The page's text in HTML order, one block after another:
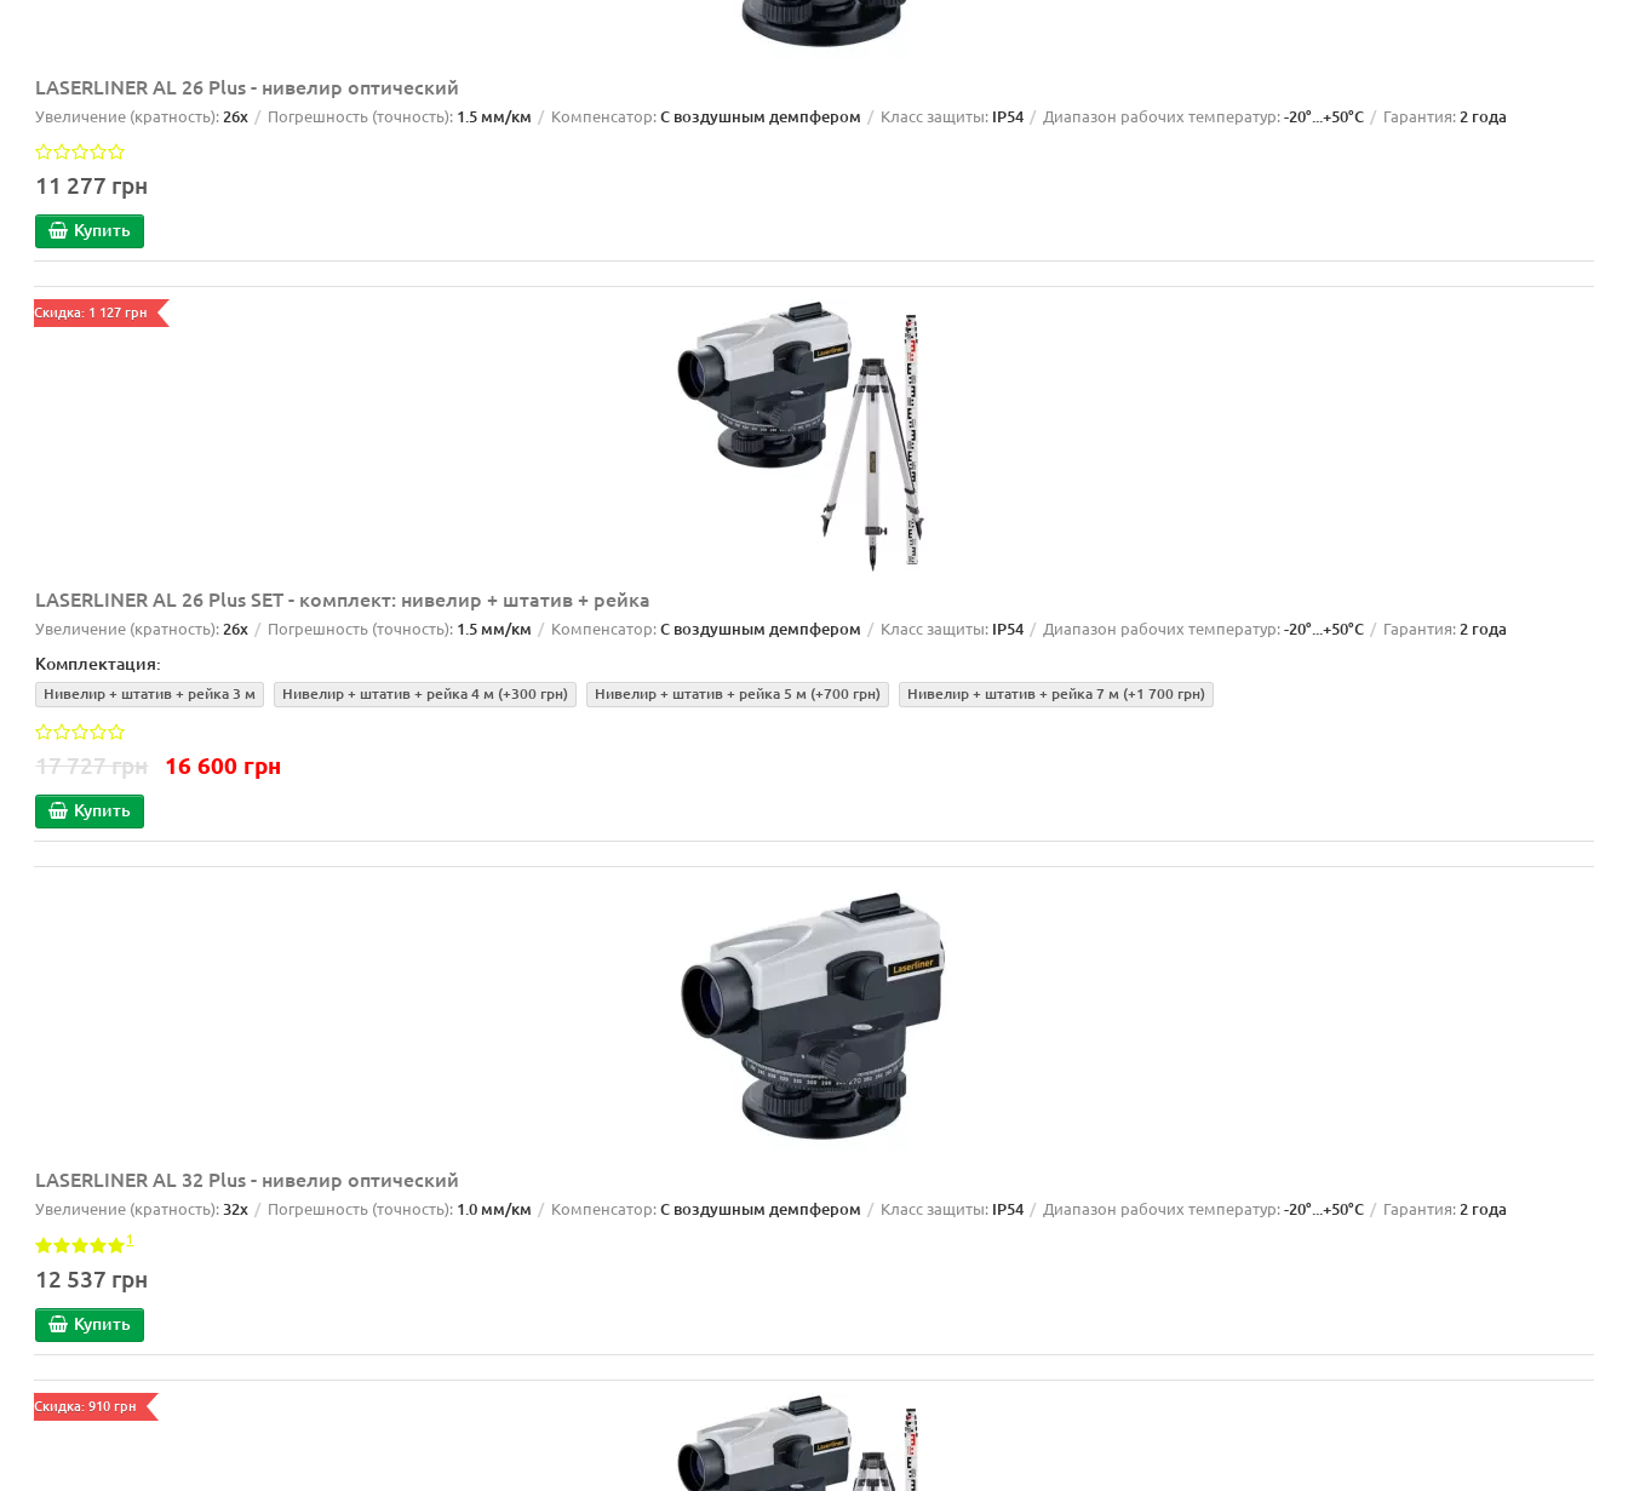
LASERLINER AL 26 Plus - нивелир оптический
Увеличение (кратность): 26x Погрешность (точность): 1.5 мм/км Компенсатор: С воздушным демпфером Класс защиты: IP54 Диапазон рабочих температур: -20°...+50°C Гарантия: 2 года
11 277 грн
Купить
Скидка: 1 127 грн
LASERLINER AL 26 Plus SET - комплект: нивелир + штатив + рейка
Увеличение (кратность): 26x Погрешность (точность): 1.5 мм/км Компенсатор: С воздушным демпфером Класс защиты: IP54 Диапазон рабочих температур: -20°...+50°C Гарантия: 2 года
Комплектация:
Нивелир + штатив + рейка 3 м Нивелир + штатив + рейка 4 м (+300 грн) Нивелир + штатив + рейка 5 м (+700 грн) Нивелир + штатив + рейка 7 м (+1 700 грн)
17 727 грн 16 600 грн
Купить
LASERLINER AL 32 Plus - нивелир оптический
Увеличение (кратность): 32x Погрешность (точность): 1.0 мм/км Компенсатор: С воздушным демпфером Класс защиты: IP54 Диапазон рабочих температур: -20°...+50°C Гарантия: 2 года
1
12 537 грн
Купить
Скидка: 910 грн